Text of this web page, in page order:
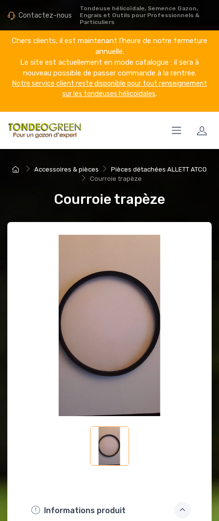
Contactez-nous
Tondeuse hélicoïdale, Semence Gazon,
Engrais et Outils pour Professionnels &
Particuliers
Chers clients, il est maintenant l'heure de notre fermeture
annuelle.
Le site est actuellement en mode catalogue : il sera à
nouveau possible de passer commande à la rentrée.
Notre service client reste disponible pour tout renseignement
sur les tondeuses hélicoïdales.
Accessoires & pièces
Pièces détachées ALLETT ATCO
Courroie trapèze
Courroie trapèze
Informations produit